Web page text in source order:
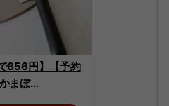
656円】【予約
まぼ...